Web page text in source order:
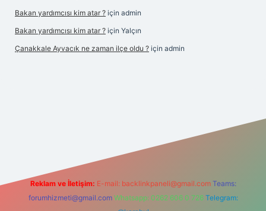
Bakan yardımcısı kim atar ? için admin
Bakan yardımcısı kim atar ? için Yalçın
Çanakkale Ayvacık ne zaman ilçe oldu ? için admin
Reklam ve İletişim: E-mail: backlinkpaneli@gmail.com Teams:
forumhizmeti@gmail.com Whatsapp: 0262 606 0 726 Telegram: